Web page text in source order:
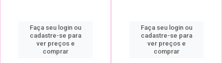
Faça seu login ou
cadastre-se para
ver preços e
comprar
Faça seu login ou
cadastre-se para
ver preços e
comprar